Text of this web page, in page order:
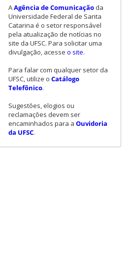
AAgência de Comunicaçãoda
Universidade Federal de Santa
Catarina é o setor responsável
pela atualização de notícias no
site da UFSC. Para solicitar uma
divulgação, acesse o site.
Para falar com qualquer setor da
UFSC, utilize o Catálogo
Telefônico.
Sugestões, elogios ou
reclamações devem ser
encaminhados para a Ouvidoria
da UFSC.